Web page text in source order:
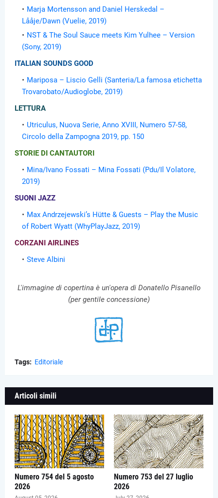
Marja Mortensson and Daniel Herskedal –
Lååje/Dawn (Vuelie, 2019)
NST & The Soul Sauce meets Kim Yulhee – Version
(Sony, 2019)
ITALIAN SOUNDS GOOD
Mariposa – Liscio Gelli (Santeria/La famosa etichetta
Trovarobato/Audioglobe, 2019)
LETTURA
Utriculus, Nuova Serie, Anno XVIII, Numero 57-58,
Circolo della Zampogna 2019, pp. 150
STORIE DI CANTAUTORI
Mina/Ivano Fossati – Mina Fossati (Pdu/Il Volatore,
2019)
SUONI JAZZ
Max Andrzejewski’s Hütte & Guests – Play the Music
of Robert Wyatt (WhyPlayJazz, 2019)
CORZANI AIRLINES
Steve Albini
L'immagine di copertina è un'opera di Donatello Pisanello
(per gentile concessione)
Tags: Editoriale
Articoli simili
Numero 754 del 5 agosto
2026
Numero 753 del 27 luglio
2026